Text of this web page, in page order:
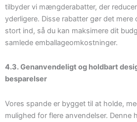
tilbyder vi mængderabatter, der
yderligere. Disse rabatter gør det
stort ind, så du kan maksimere dit
samlede emballageomkostninger.
4.3. Genanvendeligt og holdbart
besparelser
Vores spande er bygget til at holde,
mulighed for flere anvendelser. Denne